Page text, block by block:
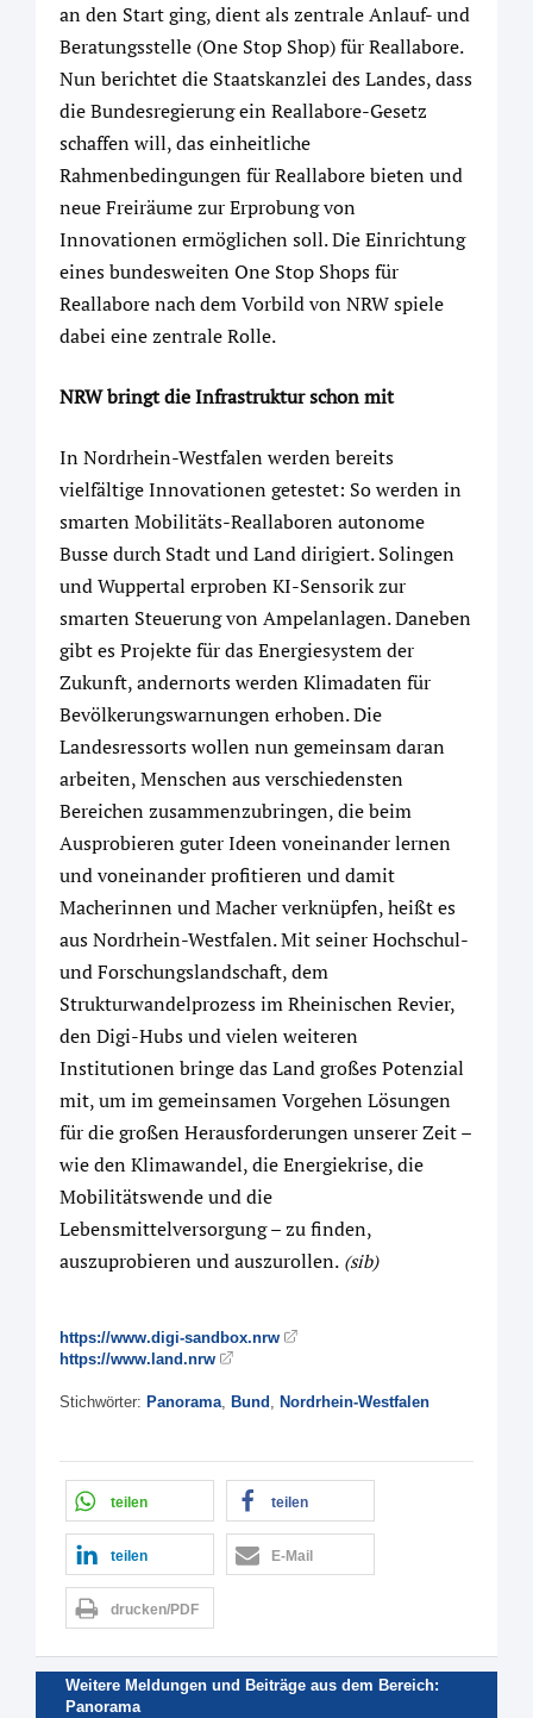
an den Start ging, dient als zentrale Anlauf- und
Beratungsstelle (One Stop Shop) für Reallabore.
Nun berichtet die Staatskanzlei des Landes, dass
die Bundesregierung ein Reallabore-Gesetz
schaffen will, das einheitliche
Rahmenbedingungen für Reallabore bieten und
neue Freiräume zur Erprobung von
Innovationen ermöglichen soll. Die Einrichtung
eines bundesweiten One Stop Shops für
Reallabore nach dem Vorbild von NRW spiele
dabei eine zentrale Rolle.
NRW bringt die Infrastruktur schon mit
In Nordrhein-Westfalen werden bereits
vielfältige Innovationen getestet: So werden in
smarten Mobilitäts-Reallaboren autonome
Busse durch Stadt und Land dirigiert. Solingen
und Wuppertal erproben KI-Sensorik zur
smarten Steuerung von Ampelanlagen. Daneben
gibt es Projekte für das Energiesystem der
Zukunft, andernorts werden Klimadaten für
Bevölkerungswarnungen erhoben. Die
Landesressorts wollen nun gemeinsam daran
arbeiten, Menschen aus verschiedensten
Bereichen zusammenzubringen, die beim
Ausprobieren guter Ideen voneinander lernen
und voneinander profitieren und damit
Macherinnen und Macher verknüpfen, heißt es
aus Nordrhein-Westfalen. Mit seiner Hochschul-
und Forschungslandschaft, dem
Strukturwandelprozess im Rheinischen Revier,
den Digi-Hubs und vielen weiteren
Institutionen bringe das Land großes Potenzial
mit, um im gemeinsamen Vorgehen Lösungen
für die großen Herausforderungen unserer Zeit –
wie den Klimawandel, die Energiekrise, die
Mobilitätswende und die
Lebensmittelversorgung – zu finden,
auszuprobieren und auszurollen. (sib)
https://www.digi-sandbox.nrw
https://www.land.nrw
Stichwörter: Panorama, Bund , Nordrhein-Westfalen
teilen teilen
teilen E-Mail
drucken/PDF
Weitere Meldungen und Beiträge aus dem Bereich:
Panorama